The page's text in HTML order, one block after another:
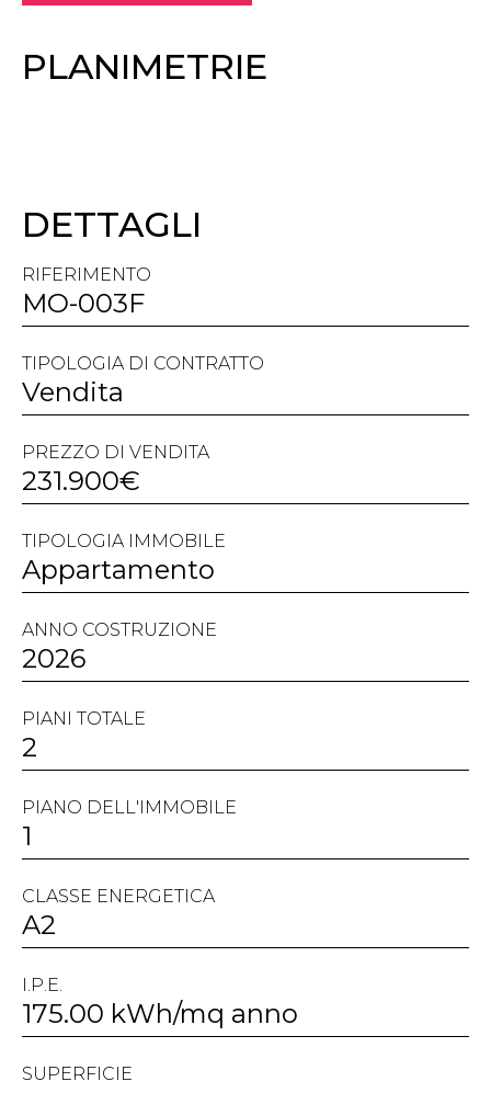
PLANIMETRIE
DETTAGLI
RIFERIMENTO
MO-003F
TIPOLOGIA DI CONTRATTO
Vendita
PREZZO DI VENDITA
231.900€
TIPOLOGIA IMMOBILE
Appartamento
ANNO COSTRUZIONE
2026
PIANI TOTALE
2
PIANO DELL'IMMOBILE
1
CLASSE ENERGETICA
A2
I.P.E.
175.00 kWh/mq anno
SUPERFICIE